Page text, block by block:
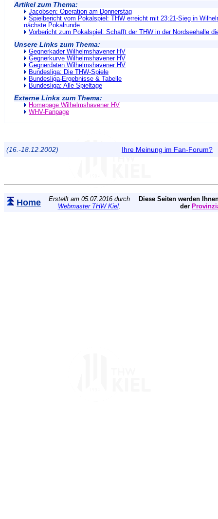
Artikel zum Thema:
Jacobsen: Operation am Donnerstag
Spielbericht vom Pokalspiel: THW erreicht mit 23:21-Sieg in
nächste Pokalrunde
Vorbericht zum Pokalspiel: Schafft der THW in der Nordseehalle
Unsere Links zum Thema:
Gegnerkader Wilhelmshavener HV
Gegnerkurve Wilhelmshavener HV
Gegnerdaten Wilhelmshavener HV
Bundesliga: Die THW-Spiele
Bundesliga-Ergebnisse & Tabelle
Bundesliga: Alle Spieltage
Externe Links zum Thema:
Homepage Wilhelmshavener HV
WHV-Fanpage
(16.-18.12.2002) Ihre Meinung im Fan-Forum?
Home
Erstellt am 05.07.2016 durch
Webmaster THW Kiel.
Diese Seiten werden
der